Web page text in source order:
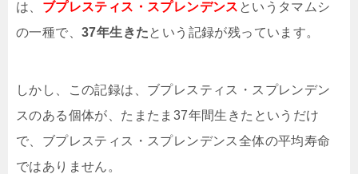
は、 ブプレスティス・スプレンデンス というタマムシ
の一種で、 37年生きたという記録が残っています。
しかし、この記録は、ブプレスティス・スプレンデン
スのある個体が、たまたま37年間生きたというだけ
で、ブプレスティス・スプレンデンス全体の平均寿命
ではありません。